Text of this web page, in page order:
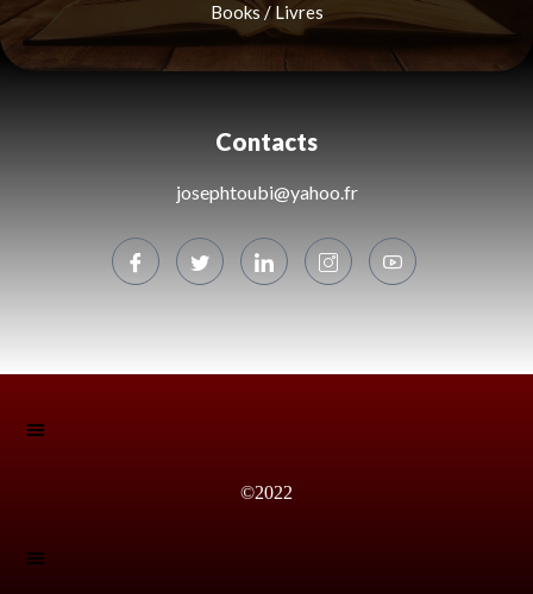
Books / Livres
Contacts
josephtoubi@yahoo.fr
©2022